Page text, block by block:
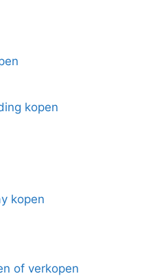
kopen
kopen
of verkopen